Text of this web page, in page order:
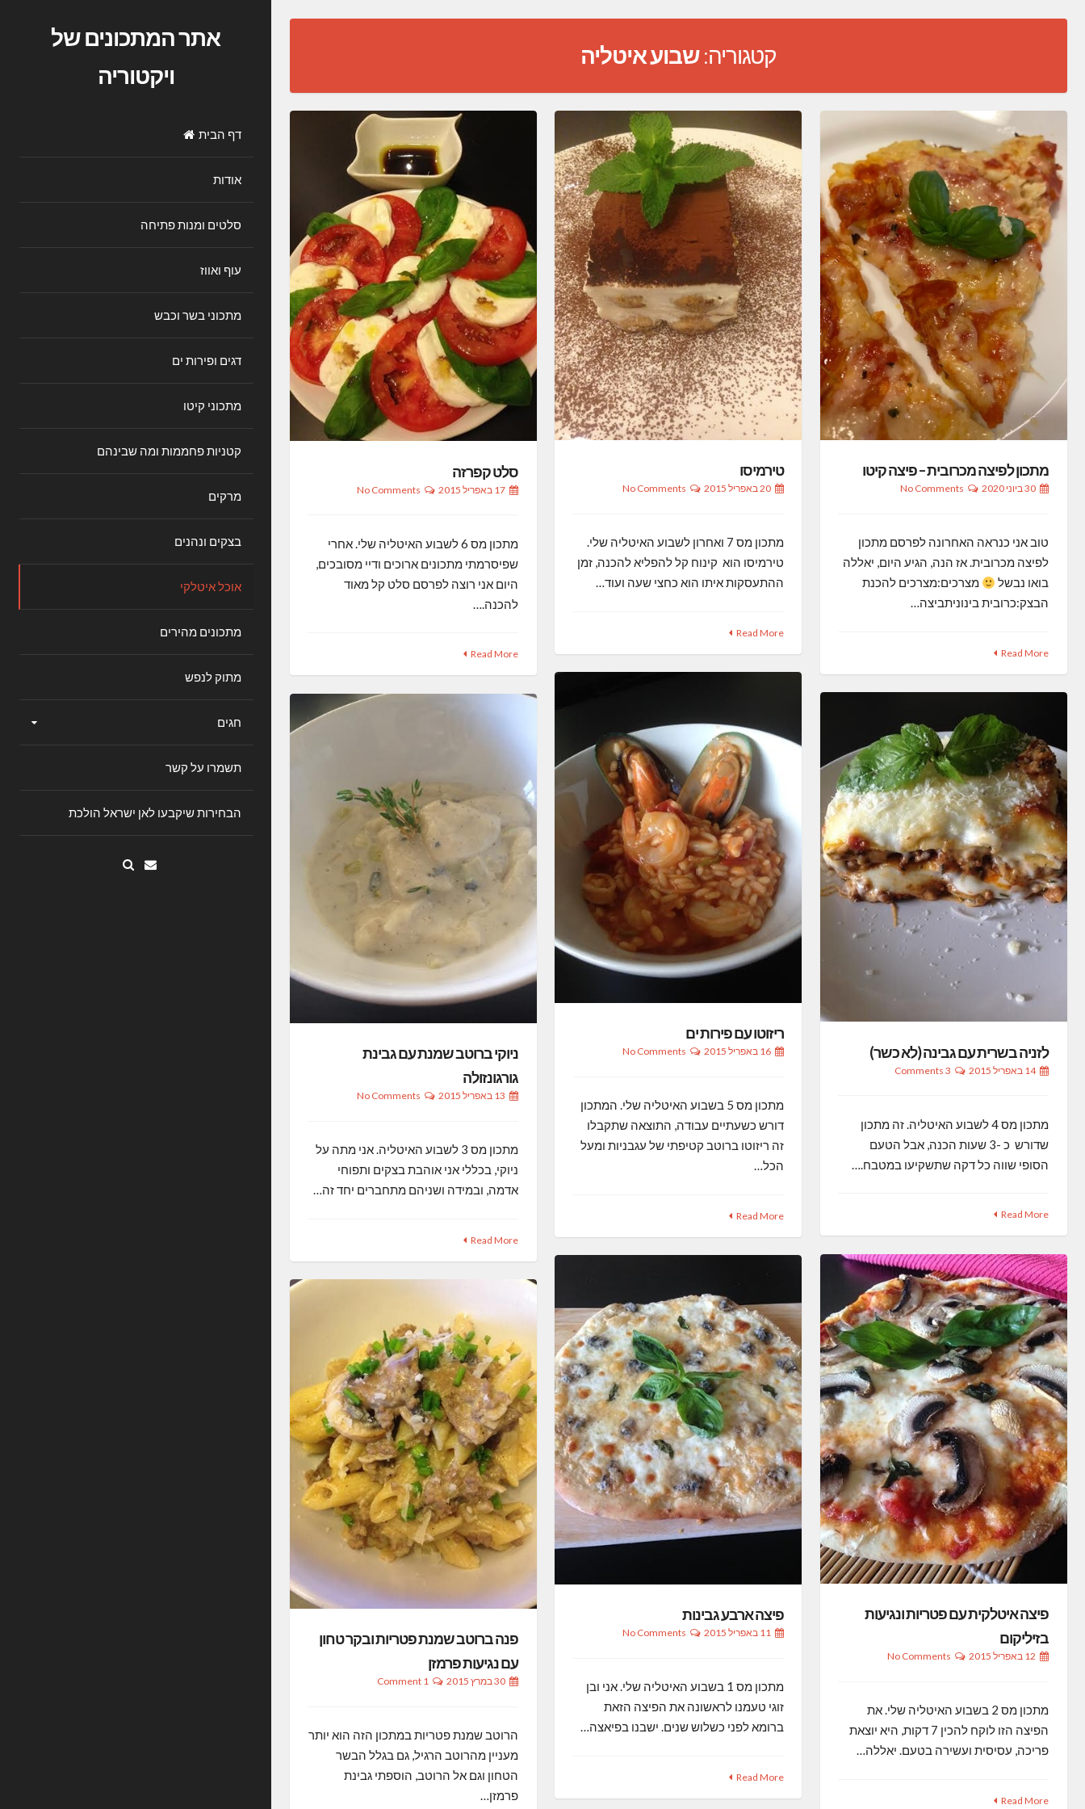
אתר המתכונים של
ויקטוריה
דף הבית
אודות
סלטים ומנות פתיחה
עוף ואווז
מתכוני בשר וכבש
דגים ופירות ים
מתכוני קיטו
קטניות פחממות ומה שבינהם
מרקים
בצקים ונהנים
אוכל איטלקי
מתכונים מהירים
מתוק לנפש
חגים
תשמרו על קשר
הבחירות שיקבעו לאן ישראל הולכת
Email
קטגוריה:שבוע איטליה
מתכון לפיצה מכרובית – פיצה קיטו
30 ביוני 2020 No Comments
טוב אני כנראה האחרונה לפרסם מתכון
לפיצה מכרובית. אז הנה, הגיע היום, יאללה
בואו נבשל
מצרכים:מצרכים להכנת
הבצק:כרובית בינוניתביצה…
Read More
טירמיסו
20 באפריל 2015 No Comments
מתכון מס 7 ואחרון לשבוע האיטליה שלי.
טירמיסו הוא קינוח קל להפליא להכנה, זמן
ההתעסקות איתו הוא כחצי שעה ועוד…
Read More
סלט קפרזה
17 באפריל 2015 No Comments
מתכון מס 6 לשבוע האיטליה שלי. אחרי
שפיסרמתי מתכונים ארוכים ודיי מסובכים,
היום אני רוצה לפרסם סלט קל מאוד
להכנה.…
Read More
ריזוטו עם פירות ים
16 באפריל 2015 No Comments
מתכון מס 5 בשבוע האיטליה שלי. המתכון
דורש כשעתיים עבודה, התוצאה שתקבלו
זה ריזוטו ברוטב קטיפתי של עגבניות ומעל
הכל…
Read More
לזניה בשרית עם גבינה (לא כשר)
14 באפריל 2015 3 Comments
מתכון מס 4 לשבוע האיטליה. זה מתכון
שדורש כ -3 שעות הכנה, אבל הטעם
הסופי שווה כל דקה שתשקיעו במטבח.…
Read More
ניוקי ברוטב שמנת עם גבינת
גורגונזולה
13 באפריל 2015 No Comments
מתכון מס 3 לשבוע האיטליה. אני מתה על
ניוקי, בכללי אני אוהבת בצקים ותפוחי
אדמה, ובמידה ושניהם מתחברים יחד זה…
Read More
פיצה איטלקית עם פטריות ונגיעות
בזיליקום
12 באפריל 2015 No Comments
מתכון מס 2 בשבוע האיטליה שלי. את
הפיצה הזו לוקח להכין 7 דקות, היא יוצאת
פריכה, עסיסית ועשירה בטעם. יאללה…
Read More
פיצה ארבע גבינות
11 באפריל 2015 No Comments
מתכון מס 1 בשבוע האיטליה שלי. אני ובן
זוגי טעמנו לראשונה את הפיצה הזאת
ברומא לפני כשלוש שנים. ישבנו בפיאצה…
Read More
פנה ברוטב שמנת פטריות ובקר טחון
עם נגיעות פרמזן
30 במרץ 2015 1 Comment
הרוטב שמנת פטריות במתכון הזה הוא יותר
מעניין מהרוטב הרגיל, גם בגלל הבשר
הטחון וגם אל הרוטב, הוספתי גבינת
פרמזן…